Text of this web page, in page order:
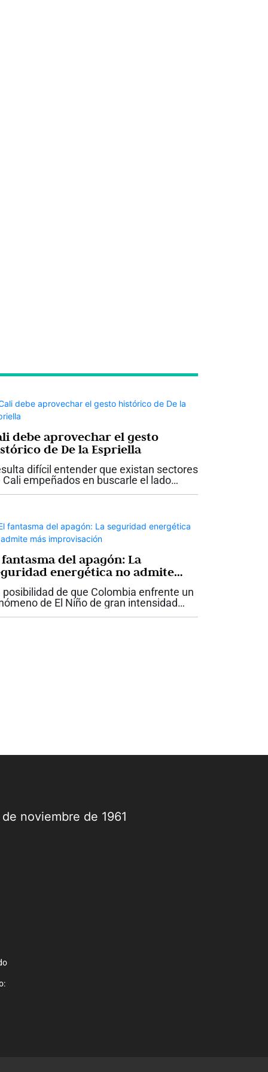
debe aprovechar el gesto
de De la Espriella
difícil entender que existan sectores
Cali empeñados en buscarle el lado
a uno de los hechos más
fantasma del apagón: La
energética no admite
improvisación
posibilidad de que Colombia enfrente un
de El Niño de gran intensidad
a poner sobre la mesa una discusión
noviembre de 1961